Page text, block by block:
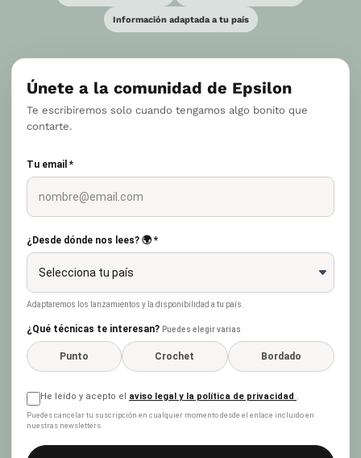
Información adaptada a tu país
Únete a la comunidad de Epsilon
Te escribiremos solo cuando tengamos algo bonito que
contarte.
Tu email *
¿Desde dónde nos lees? 🌍 *
Adaptaremos los lanzamientos y la disponibilidad a tu país.
¿Qué técnicas te interesan? Puedes elegir varias
Punto Crochet Bordado
He leído y acepto el aviso legal y la política de privacidad .
Puedes cancelar tu suscripción en cualquier momento desde el enlace incluido en
nuestras newsletters.